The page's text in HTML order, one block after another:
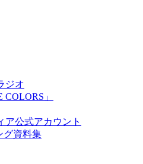
ジオ
」
ア公式アカウント
グ資料集